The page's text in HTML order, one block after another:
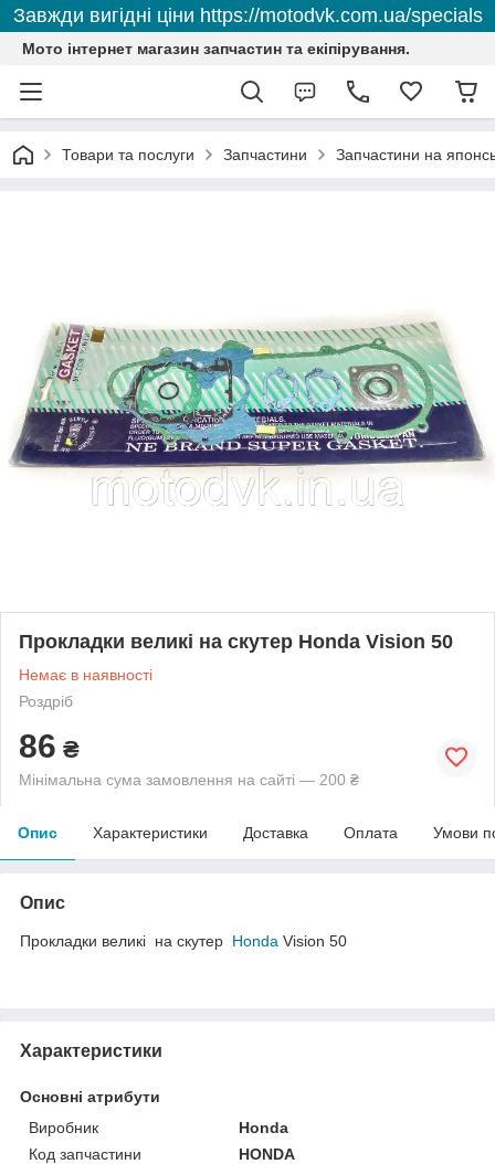
Завжди вигідні ціни https://motodvk.com.ua/specials
Мото інтернет магазин запчастин та екіпірування.
Товари та послуги Запчастини Запчастини на
Прокладки великі на скутер Honda Vision 50
Немає в наявності
Роздріб
86 ₴
Мінімальна сума замовлення на сайті — 200 ₴
Опис Характеристики Доставка Оплата Умови
Опис
Прокладки великі на скутер Honda Vision 50
Характеристики
Основні атрибути
Виробник
Honda
Код запчастини
HONDA